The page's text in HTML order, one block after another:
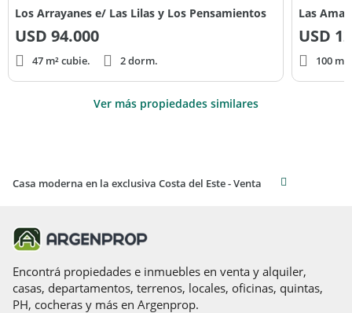
Los Arrayanes e/ Las Lilas y Los Pensamientos
USD 94.000
47 m² cubie. 2 dorm.
Las
USD
100
Ver más propiedades similares
Casa moderna en la exclusiva Costa del Este - Venta
Encontrá propiedades e inmuebles en venta y alquiler,
casas, departamentos, terrenos, locales, oficinas, quintas,
PH, cocheras y más en Argenprop.